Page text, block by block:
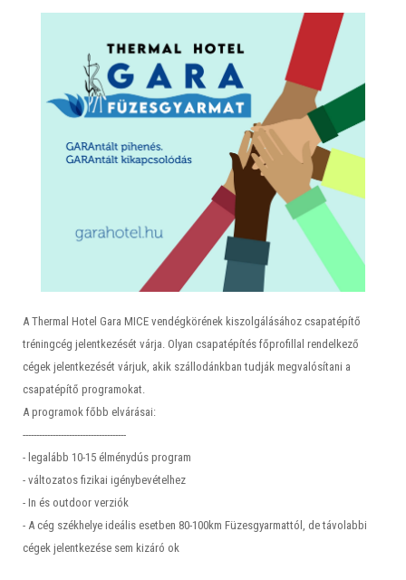
A Thermal Hotel Gara MICE vendégkörének kiszolgálásához csapatépítő
tréningcég jelentkezését várja. Olyan csapatépítés főprofillal rendelkező
cégek jelentkezését várjuk, akik szállodánkban tudják megvalósítani a
csapatépítő programokat.
A programok főbb elvárásai:
--------------------------------------
- legalább 10-15 élménydús program
- változatos fizikai igénybevételhez
- In és outdoor verziók
- A cég székhelye ideális esetben 80-100km Füzesgyarmattól, de távolabbi
cégek jelentkezése sem kizáró ok